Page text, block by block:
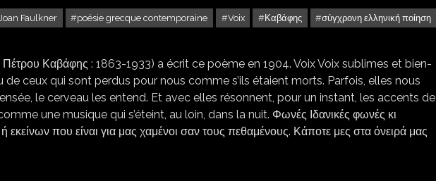
Faulkner poésie grecque contemporaine Voix Καβάφης
σύγχρονη ελληνική ποίηση
Καβάφης : 1863-1933) a écrit ce poème en 1904. Voix Voix sublimes et bien-
ceux qui sont perdus pour nous comme s’ils étaient morts. Parfois, elles nous
le cerveau les entend. Et avec elles résonnent, pour un instant, les accents de
une musique qui s’éteint, au loin, dans la nuit. Φωνές Ιδανικές φωνές κι
που είναι για μας χαμένοι σαν τους πεθαμένους. Κάποτε μες στα όνειρά μας